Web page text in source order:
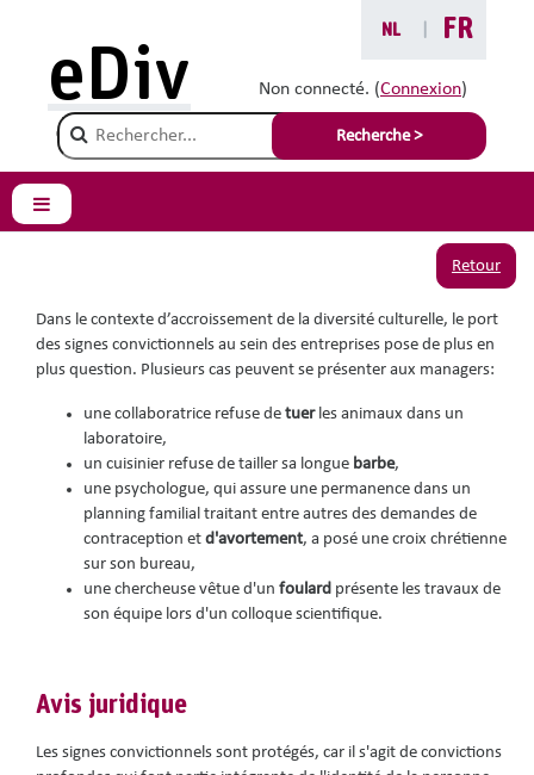
NL
FR
Non connecté. (Connexion)
Champ de recherche
Recherche >
eDiv
Panneau latéral
Vous êtes ici :
Les signes
convictionnels
Retour
Dans le contexte d’accroissement de la diversité culturelle, le port
des signes convictionnels au sein des entreprises pose de plus en
plus question. Plusieurs cas peuvent se présenter aux managers:
une collaboratrice refuse de tuer les animaux dans un
laboratoire,
un cuisinier refuse de tailler sa longue barbe,
une psychologue, qui assure une permanence dans un
planning familial traitant entre autres des demandes de
contraception et d'avortement, a posé une croix chrétienne
sur son bureau,
une chercheuse vêtue d'un foulard présente les travaux de
son équipe lors d'un colloque scientifique.
Avis juridique
Les signes convictionnels sont protégés, car il s'agit de convictions